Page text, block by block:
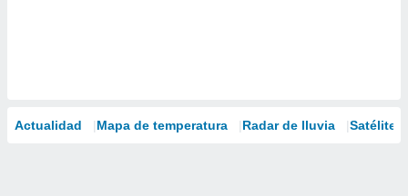
Actualidad Mapa de temperatura Radar de lluvia Satélites